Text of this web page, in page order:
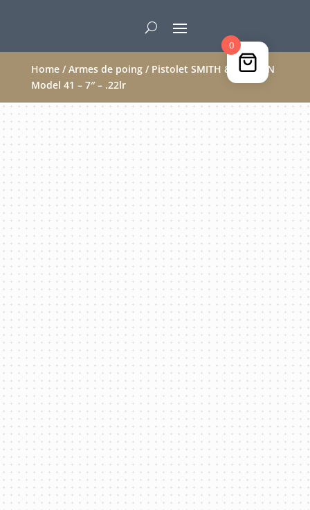
Home/ Armes de poing/ Pistolet SMITH & WESSON
Model 41 – 7″ – .22lr
0